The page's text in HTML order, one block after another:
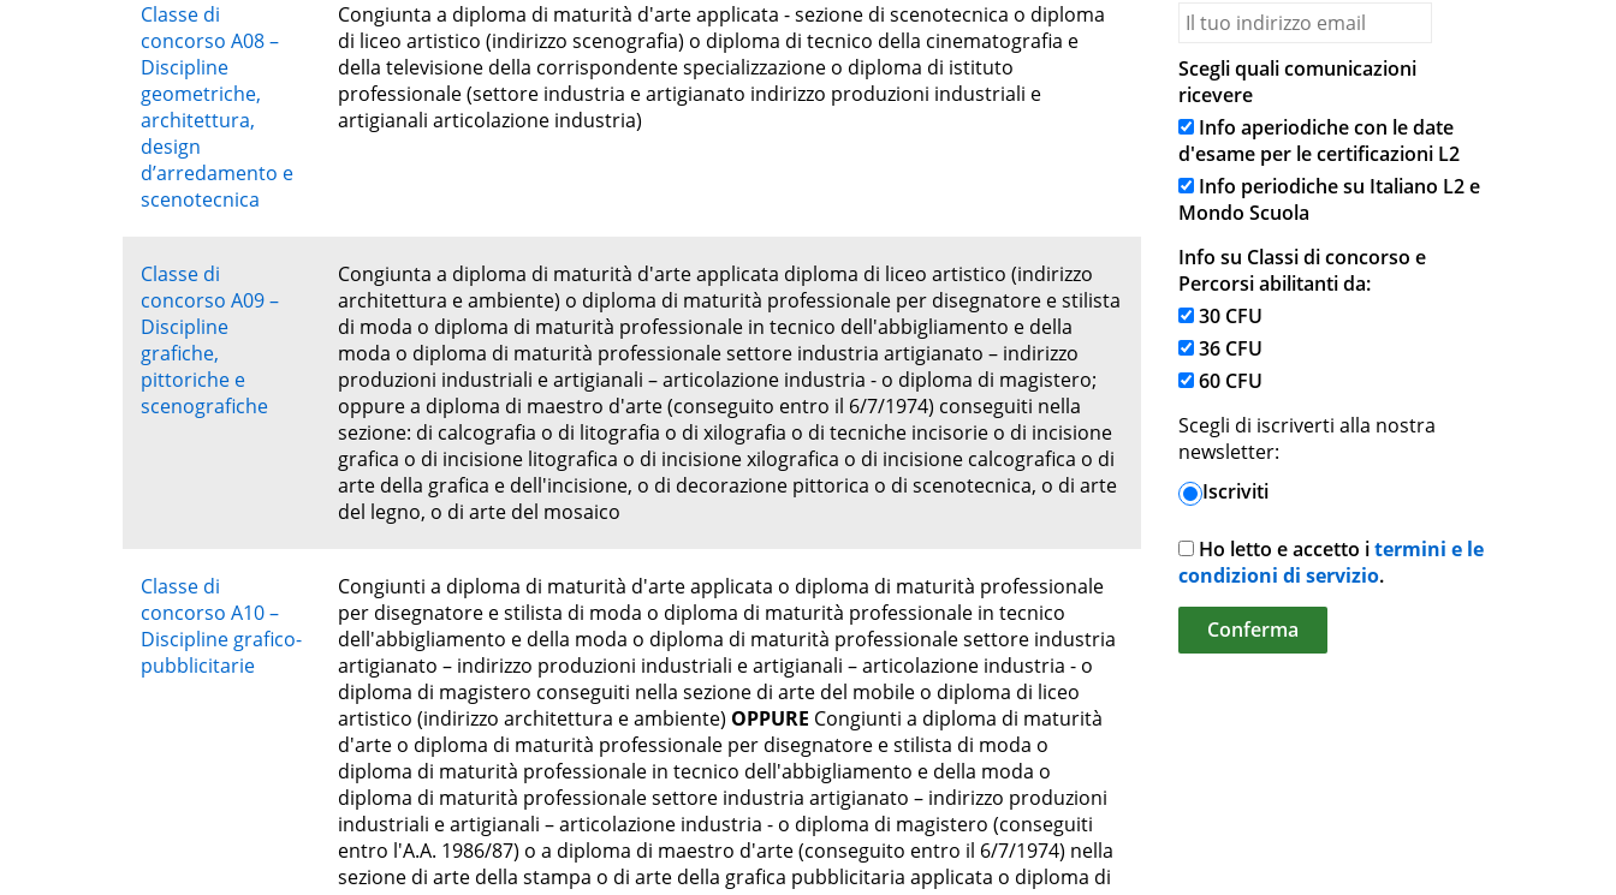
Classe di
concorso A08 –
Discipline
geometriche,
architettura,
design
d’arredamento e
scenotecnica
Congiunta a diploma di maturità d'arte applicata - sezione di scenotecnica o diploma
di liceo artistico (indirizzo scenografia) o diploma di tecnico della cinematografia e
della televisione della corrispondente specializzazione o diploma di istituto
professionale (settore industria e artigianato indirizzo produzioni industriali e
artigianali articolazione industria)
Classe di
concorso A09 –
Discipline
grafiche,
pittoriche e
scenografiche
Congiunta a diploma di maturità d'arte applicata diploma di liceo artistico (indirizzo
architettura e ambiente) o diploma di maturità professionale per disegnatore e stilista
di moda o diploma di maturità professionale in tecnico dell'abbigliamento e della
moda o diploma di maturità professionale settore industria artigianato – indirizzo
produzioni industriali e artigianali – articolazione industria - o diploma di magistero;
oppure a diploma di maestro d'arte (conseguito entro il 6/7/1974) conseguiti nella
sezione: di calcografia o di litografia o di xilografia o di tecniche incisorie o di incisione
grafica o di incisione litografica o di incisione xilografica o di incisione calcografica o di
arte della grafica e dell'incisione, o di decorazione pittorica o di scenotecnica, o di arte
del legno, o di arte del mosaico
Classe di
concorso A10 –
Discipline grafico-
pubblicitarie
Congiunti a diploma di maturità d'arte applicata o diploma di maturità professionale
per disegnatore e stilista di moda o diploma di maturità professionale in tecnico
dell'abbigliamento e della moda o diploma di maturità professionale settore industria
artigianato – indirizzo produzioni industriali e artigianali – articolazione industria - o
diploma di magistero conseguiti nella sezione di arte del mobile o diploma di liceo
artistico (indirizzo architettura e ambiente) OPPURE Congiunti a diploma di maturità
d'arte o diploma di maturità professionale per disegnatore e stilista di moda o
diploma di maturità professionale in tecnico dell'abbigliamento e della moda o
diploma di maturità professionale settore industria artigianato – indirizzo produzioni
industriali e artigianali – articolazione industria - o diploma di magistero (conseguiti
entro l'A.A. 1986/87) o a diploma di maestro d'arte (conseguito entro il 6/7/1974) nella
sezione di arte della stampa o di arte della grafica pubblicitaria applicata o diploma di
Scegli quali comunicazioni
ricevere
Info aperiodiche con le date
d'esame per le certificazioni L2
Info periodiche su Italiano L2 e
Mondo Scuola
Info su Classi di concorso e
Percorsi abilitanti da:
30 CFU
36 CFU
60 CFU
Scegli di iscriverti alla nostra
newsletter:
Iscriviti
Ho letto e accetto itermini e le
condizioni di servizio.